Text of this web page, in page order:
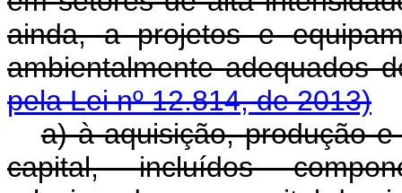
ainda, a projetos e
ambientalmente
pela Lei nº 12.814, de 2013)
a) à aquisição, produção
capital, incluídos